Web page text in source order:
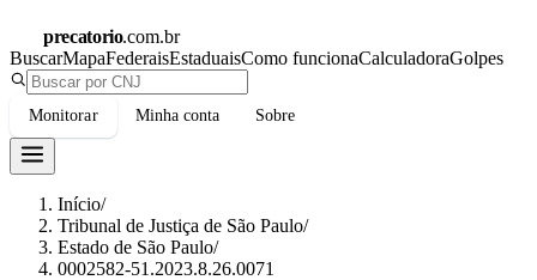
precatorio.com.br
BuscarMapaFederaisEstaduaisComo funcionaCalculadoraGolpes
Monitorar Minha conta Sobre
Início/
Tribunal de Justiça de São Paulo/
Estado de São Paulo/
0002582-51.2023.8.26.0071